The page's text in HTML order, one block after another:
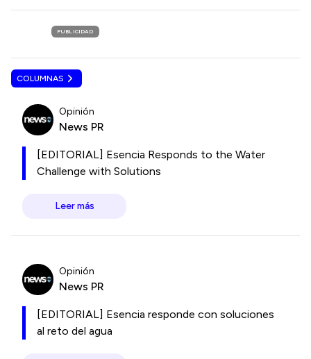
PUBLICIDAD
COLUMNAS
Opinión
News PR
[EDITORIAL] Esencia Responds to the Water
Challenge with Solutions
Leer más
Opinión
News PR
[EDITORIAL] Esencia responde con soluciones
al reto del agua